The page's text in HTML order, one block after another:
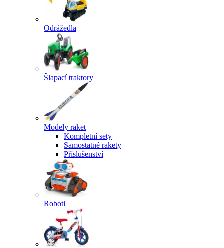
Odrážedla
Šlapací traktory
Modely raket
Kompletní sety
Samostatné rakety
Příslušenství
Roboti